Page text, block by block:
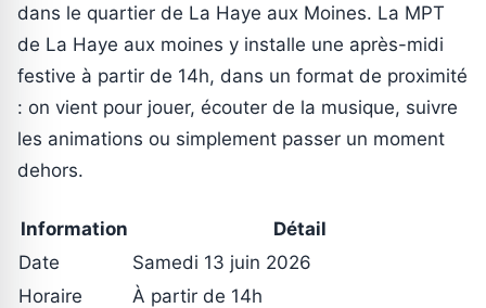
dans le quartier de La Haye aux Moines. La MPT
de La Haye aux moines y installe une après-midi
festive à partir de 14h, dans un format de proximité
: on vient pour jouer, écouter de la musique, suivre
les animations ou simplement passer un moment
dehors.
Information
Détail
Date
Samedi 13 juin 2026
Horaire
À partir de 14h